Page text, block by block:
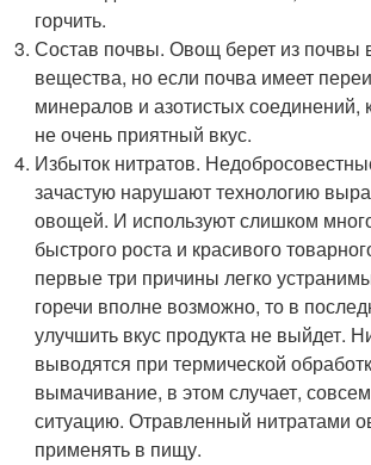
горчить.
Состав почвы. Овощ берет из почвы
вещества, но если почва имеет
минералов и азотистых соединений,
не очень приятный вкус.
Избыток нитратов.
зачастую нарушают технологию
овощей. И используют слишком
быстрого роста и красивого
первые три причины легко
горечи вполне возможно, то в
улучшить вкус продукта не выйдет.
выводятся при термической
вымачивание, в этом случает,
ситуацию. Отравленный нитратами
применять в пищу.